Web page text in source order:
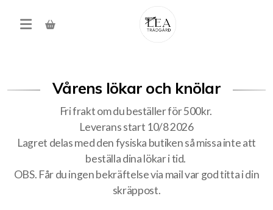
Vårens lökar och knölar
Fri frakt om du beställer för 500kr.
Leverans start 10/8 2026
Lagret delas med den fysiska butiken så missa inte att
beställa dina lökar i tid.
OBS. Får du ingen bekräftelse via mail var god titta i din
skräppost.
Produkter